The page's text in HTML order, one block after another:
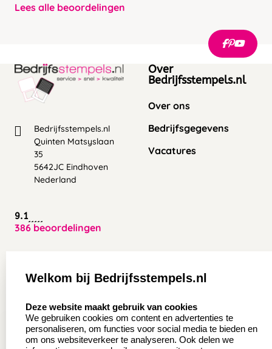
Lees alle beoordelingen
Bedrijfsstempels.nl
Quinten Matsyslaan
35
5642JC Eindhoven
Nederland
9.1
386 beoordelingen
Over
Bedrijfsstempels.nl
Over ons
Bedrijfsgegevens
Vacatures
Aanvraag op maat
Wederverkoper
worden
Sale
Contact opnemen
Veel gestelde vragen
Retourneren
Welkom bij Bedrijfsstempels.nl
Deze website maakt gebruik van cookies
We gebruiken cookies om content en advertenties te
personaliseren, om functies voor social media te bieden en
om ons websiteverkeer te analyseren. Ook delen we